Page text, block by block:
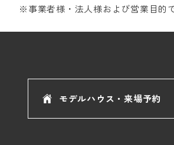
※事業者様・法人様および営業目的
モデルハウス・来場予約